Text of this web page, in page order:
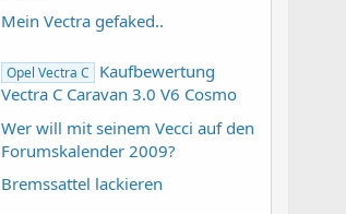
Mein Vectra gefaked..
Opel Vectra C
Kaufbewertung
Vectra C Caravan 3.0 V6 Cosmo
Wer will mit seinem Vecci auf den
Forumskalender 2009?
Bremssattel lackieren